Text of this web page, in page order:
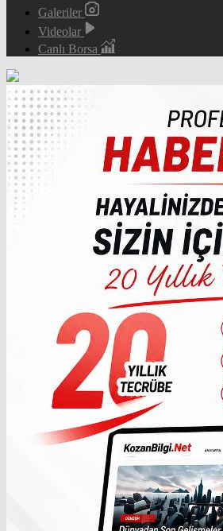
Galeriler
Videolar
Canlı Borsa